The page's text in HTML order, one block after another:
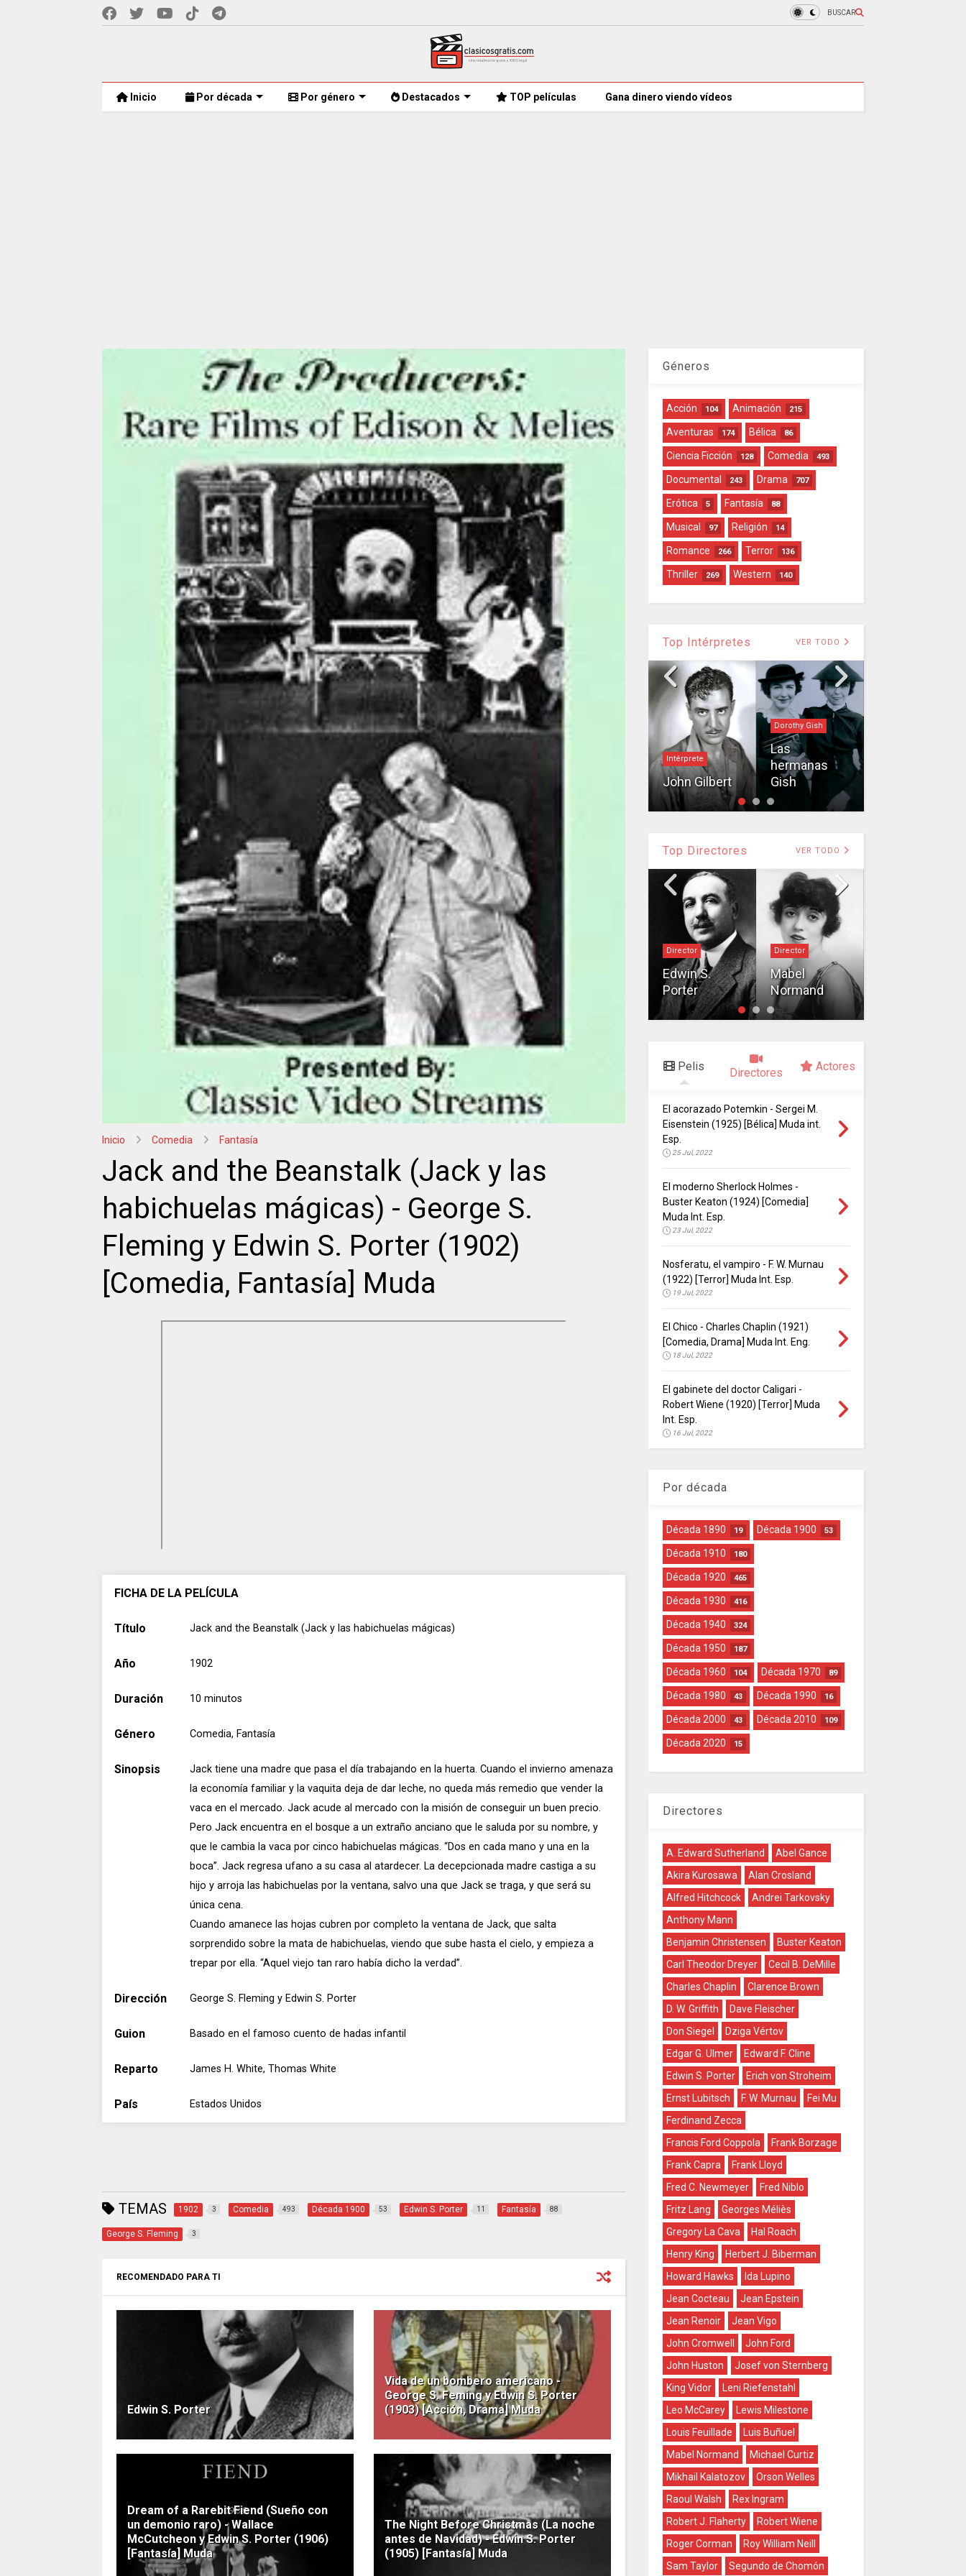
BUSCAR
Inicio Por década Por género Destacados TOP películas Gana dinero viendo vídeos
Inicio Comedia Fantasía
Jack and the Beanstalk (Jack y las
habichuelas mágicas) - George S.
Fleming y Edwin S. Porter (1902)
[Comedia, Fantasía] Muda
FICHA DE LA PELÍCULA
Título Jack and the Beanstalk (Jack y las habichuelas mágicas)
Año 1902
Duración 10 minutos
Género Comedia, Fantasía
Sinopsis
Jack tiene una madre que pasa el día trabajando en la huerta. Cuando el invierno amenaza
la economía familiar y la vaquita deja de dar leche, no queda más remedio que vender la
vaca en el mercado. Jack acude al mercado con la misión de conseguir un buen precio.
Pero Jack encuentra en el bosque a un extraño anciano que le saluda por su nombre, y
que le cambia la vaca por cinco habichuelas mágicas. “Dos en cada mano y una en la
boca”. Jack regresa ufano a su casa al atardecer. La decepcionada madre castiga a su
hijo y arroja las habichuelas por la ventana, salvo una que Jack se traga, y que será su
única cena.
Cuando amanece las hojas cubren por completo la ventana de Jack, que salta
sorprendido sobre la mata de habichuelas, viendo que sube hasta el cielo, y empieza a
trepar por ella. “Aquel viejo tan raro había dicho la verdad”.
Dirección George S. Fleming y Edwin S. Porter
Guion Basado en el famoso cuento de hadas infantil
Reparto James H. White, Thomas White
País Estados Unidos
TEMAS 1902 3 Comedia 493 Década 1900 53 Edwin S. Porter 11 Fantasía 88
George S. Fleming 3
RECOMENDADO PARA TI
Edwin S. Porter
Vida de un bombero americano -
George S. Feming y Edwin S. Porter
(1903) [Acción, Drama] Muda
Dream of a Rarebit Fiend (Sueño con
un demonio raro) - Wallace
McCutcheon y Edwin S. Porter (1906)
[Fantasía] Muda
The Night Before Christmas (La noche
antes de Navidad) - Edwin S. Porter
(1905) [Fantasía] Muda
Géneros
Acción 104 Animación 215
Aventuras 174 Bélica 86
Ciencia Ficción 128 Comedia 493
Documental 243 Drama 707
Erótica 5 Fantasía 88
Musical 97 Religión 14
Romance 266 Terror 136
Thriller 269 Western 140
Top Intérpretes VER TODO
Charles Laughton
Charles
Laughton
Intérprete
John Gilbert
Dorothy Gish
Las
hermanas
Gish
Top Directores VER TODO
Director
Edgar G.
Ulmer
Director
Edwin S.
Porter
Director
Mabel
Normand
Pelis Directores Actores
El acorazado Potemkin - Sergei M.
Eisenstein (1925) [Bélica] Muda int.
Esp.
25 Jul, 2022
El moderno Sherlock Holmes -
Buster Keaton (1924) [Comedia]
Muda Int. Esp.
23 Jul, 2022
Nosferatu, el vampiro - F. W. Murnau
(1922) [Terror] Muda Int. Esp.
19 Jul, 2022
El Chico - Charles Chaplin (1921)
[Comedia, Drama] Muda Int. Eng.
18 Jul, 2022
El gabinete del doctor Caligari -
Robert Wiene (1920) [Terror] Muda
Int. Esp.
16 Jul, 2022
Por década
Década 1890 19 Década 1900 53
Década 1910 180
Década 1920 465
Década 1930 416
Década 1940 324
Década 1950 187
Década 1960 104 Década 1970 89
Década 1980 43 Década 1990 16
Década 2000 43 Década 2010 109
Década 2020 15
Directores
A. Edward Sutherland
Abel Gance
Akira Kurosawa
Alan Crosland
Alfred Hitchcock
Andrei Tarkovsky
Anthony Mann
Benjamin Christensen
Buster Keaton
Carl Theodor Dreyer
Cecil B. DeMille
Charles Chaplin
Clarence Brown
D. W. Griffith
Dave Fleischer
Don Siegel
Dziga Vértov
Edgar G. Ulmer
Edward F. Cline
Edwin S. Porter
Erich von Stroheim
Ernst Lubitsch
F. W. Murnau
Fei Mu
Ferdinand Zecca
Francis Ford Coppola
Frank Borzage
Frank Capra
Frank Lloyd
Fred C. Newmeyer
Fred Niblo
Fritz Lang
Georges Méliès
Gregory La Cava
Hal Roach
Henry King
Herbert J. Biberman
Howard Hawks
Ida Lupino
Jean Cocteau
Jean Epstein
Jean Renoir
Jean Vigo
John Cromwell
John Ford
John Huston
Josef von Sternberg
King Vidor
Leni Riefenstahl
Leo McCarey
Lewis Milestone
Louis Feuillade
Luis Buñuel
Mabel Normand
Michael Curtiz
Mikhail Kalatozov
Orson Welles
Raoul Walsh
Rex Ingram
Robert J. Flaherty
Robert Wiene
Roger Corman
Roy William Neill
Sam Taylor
Segundo de Chomón